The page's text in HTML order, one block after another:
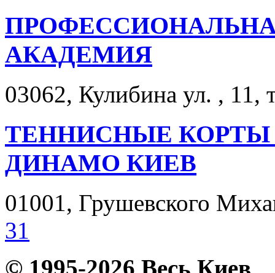
АКАДЕМИЯ
03062, Кулибина ул. , 11,
ТЕННИСНЫЕ КОРТЫ
ДИНАМО КИЕВ
01001, Грушевского
31
© 1995-2026 Весь Киев